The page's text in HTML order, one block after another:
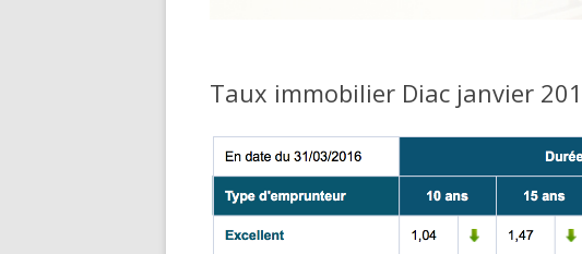
Taux immobilier Diac janvier